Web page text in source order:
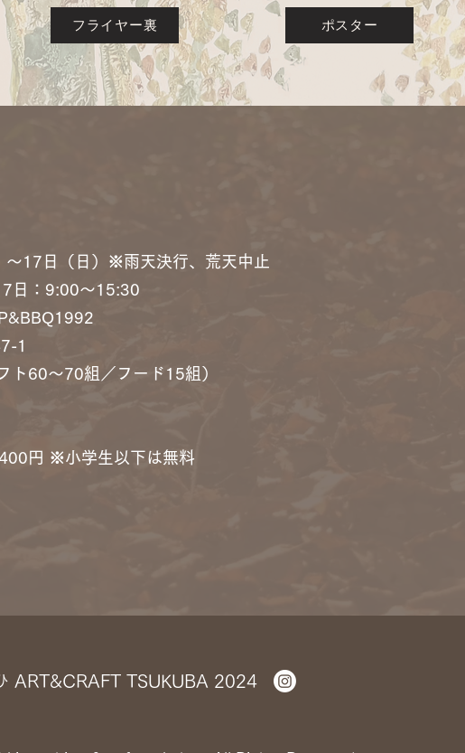
フライヤー裏 ポスター
〜17日（日）※雨天決行、荒天中止
日：9:00〜15:30
1
ト60～70組／フード15組）
円 ※小学生以下は無料
ART&CRAFT TSUKUBA 2024